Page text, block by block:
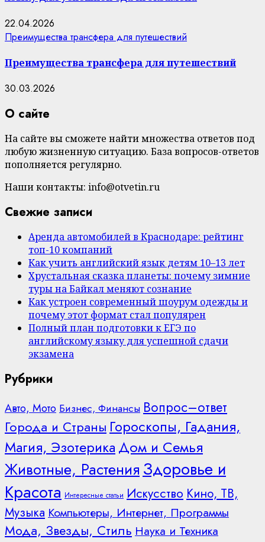
22.04.2026
Преимущества трансфера для путешествий
Преимущества трансфера для путешествий
30.03.2026
О сайте
На сайте вы сможете найти множества ответов под
любую жизненную ситуацию. База вопросов-ответов
пополняется регулярно.
Наши контакты: info@otvetin.ru
Свежие записи
Аренда автомобилей в Краснодаре: рейтинг
топ-10 компаний
Как учить английский язык детям 10–13 лет
Хрустальная сказка планеты: почему зимние
туры на Байкал меняют сознание
Как устроен современный шоурум одежды и
почему этот формат стал популярен
Полный план подготовки к ЕГЭ по
английскому языку для успешной сдачи
экзамена
Рубрики
Авто, Мото Бизнес, Финансы Вопрос–ответ
Города и Страны Гороскопы, Гадания,
Магия, Эзотерика Дом и Семья
Животные, Растения Здоровье и
Красота Интересные статьи Искусство Кино, ТВ,
Музыка Компьютеры, Интернет, Программы
Мода, Звезды, Стиль Наука и Техника